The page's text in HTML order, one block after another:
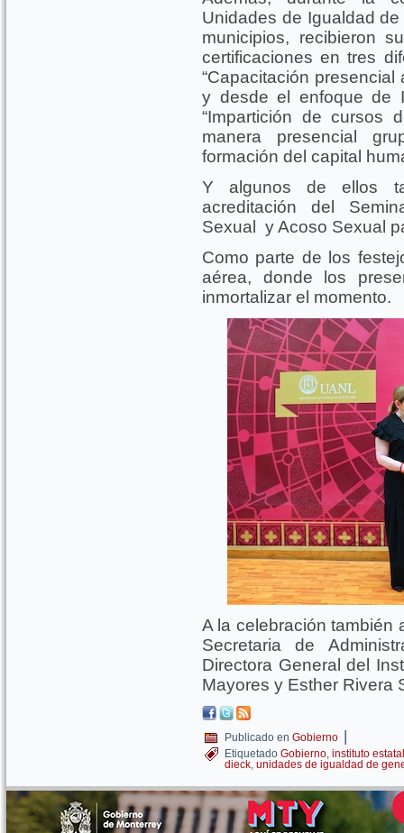
Unidades de Igualdad
municipios, recibieron
certificaciones en tres
“Capacitación
y desde el enfoque de
“Impartición de cursos
manera presencial
formación del capital
Y algunos de ellos
acreditación del
Sexual y Acoso Sexual
Como parte de los
aérea, donde los
inmortalizar el momento.
A la celebración también
Secretaria de
Directora General del
Mayores y Esther Rivera
Publicado en Gobierno |
Etiquetado Gobierno, instituto
dieck, unidades de igualdad de